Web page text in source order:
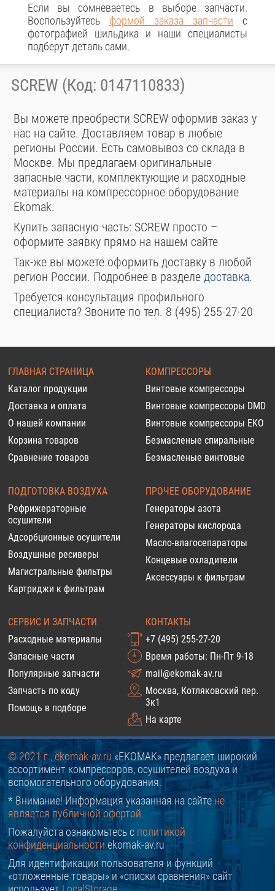
Если вы сомневаетесь в выборе запчасти.
Воспользуйтесь формой заказа запчасти с
фотографией шильдика и наши специалисты
подберут деталь сами.
SCREW (Код: 0147110833)
Вы можете преобрести SCREW оформив заказ у
нас на сайте. Доставляем товар в любые
регионы России. Есть самовывоз со склада в
Москве. Мы предлагаем оригинальные
запасные части, комплектующие и расходные
материалы на компрессорное оборудование
Ekomak.
Купить запасную часть: SCREW просто –
оформите заявку прямо на нашем сайте
Так-же вы можете оформить доставку в любой
регион России. Подробнее в разделедоставка.
Требуется консультация профильного
специалиста? Звоните по тел. 8 (495) 255-27-20
ГЛАВНАЯ СТРАНИЦА
Каталог продукции
Доставка и оплата
О нашей компании
Корзина товаров
Сравнение товаров
КОМПРЕССОРЫ
Винтовые компрессоры
Винтовые компрессоры DMD
Винтовые компрессоры EKO
Безмасленые спиральные
Безмасленые винтовые
ПОДГОТОВКА ВОЗДУХА
Рефрижераторные
осушители
Адсорбционные осушители
Воздушные ресиверы
Магистральные фильтры
Картриджи к фильтрам
ПРОЧЕЕ ОБОРУДОВАНИЕ
Генераторы азота
Генераторы кислорода
Масло-влагосепараторы
Концевые охладители
Аксессуары к фильтрам
СЕРВИС И ЗАПЧАСТИ
Расходные материалы
Запасные части
Популярные запчасти
Запчасть по коду
Помощь в подборе
КОНТАКТЫ
+7 (495) 255-27-20
Время работы: Пн-Пт 9-18
mail@ekomak-av.ru
Москва, Котляковский пер.
3к1
На карте
© 2021 г., ekomak-av.ru «EKOMAK» предлагает широкий
ассортимент компрессоров, осушителей воздуха и
вспомогательного оборудования.
* Внимание! Информация указанная на сайтене
является публичной офертой.
Пожалуйста ознакомьтесь с политикой
конфиденциальности ekomak-av.ru
Для идентификации пользователя и функций
«отложенные товары» и «списки сравнения» сайт